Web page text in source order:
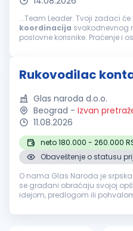
koordinacija svakodnevnog
poslovne korisnike. Praćenje i
Rukovodilac
Glas naroda d.o.o.
Beograd - Izvan
11.08.2026
neto 180.000 - 260.000
Obaveštenje o statusu
O nama Glas Naroda je
se građani obraćaju svojoj
idejom, predlogom ili
usmerava nadl...